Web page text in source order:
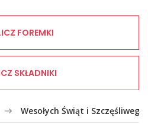
FOREMKI
SKŁADNIKI
Wesołych Świąt i